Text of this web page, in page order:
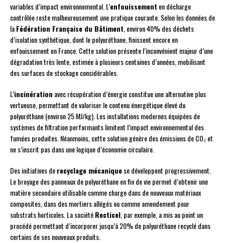
variables d’impact environnemental. L’enfouissement en décharge
contrôlée reste malheureusement une pratique courante. Selon les données de
laFédération Française du Bâtiment , environ 40% des déchets
d’isolation synthétique, dont le polyuréthane, finissent encore en
enfouissement en France. Cette solution présente l’inconvénient majeur d’une
dégradation très lente, estimée à plusieurs centaines d’années, mobilisant
des surfaces de stockage considérables.
L’incinération avec récupération d’énergie constitue une alternative plus
vertueuse, permettant de valoriser le contenu énergétique élevé du
polyuréthane (environ 25 MJ/kg). Les installations modernes équipées de
systèmes de filtration performants limitent l’impact environnemental des
fumées produites. Néanmoins, cette solution génère des émissions de CO₂ et
ne s’inscrit pas dans une logique d’économie circulaire.
Des initiatives derecyclage mécaniquese développent progressivement.
Le broyage des panneaux de polyuréthane en fin de vie permet d’obtenir une
matière secondaire utilisable comme charge dans de nouveaux matériaux
composites, dans des mortiers allégés ou comme amendement pour
substrats horticoles. La sociétéRecticel , par exemple, a mis au point un
procédé permettant d’incorporer jusqu’à 20% de polyuréthane recyclé dans
certains de ses nouveaux produits.